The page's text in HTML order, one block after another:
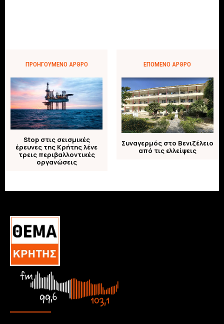
ΠΡΟΗΓΟΎΜΕΝΟ ΆΡΘΡΟ
Stop στις σεισμικές
έρευνες της Κρήτης λένε
τρεις περιβαλλοντικές
οργανώσεις
ΕΠΌΜΕΝΟ ΆΡΘΡΟ
Συναγερμός στο Βενιζέλειο
από τις ελλείψεις